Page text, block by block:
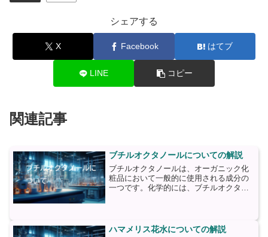
シェアする
X Facebook はてブ
LINE コピー
関連記事
ブチルオクタノールについての解説
ブチルオクタノールは、オーガニック化
粧品において一般的に使用される成分の
一つです。化学的には、ブチルオクタノ
もありますが、一般的...
ハマメリス花水についての解説